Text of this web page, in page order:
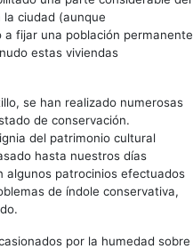
ciudad (aunque
fijar una población permanente
estas viviendas
se han realizado numerosas
de conservación.
del patrimonio cultural
hasta nuestros días
algunos patrocinios efectuados
de índole conservativa,
por la humedad sobre